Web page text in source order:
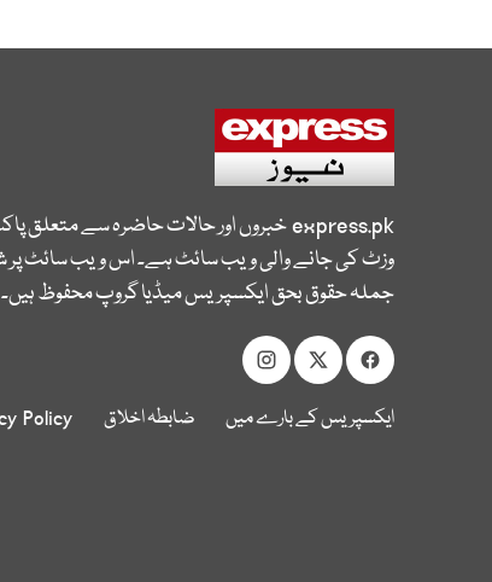
express.pkخبروں اور حالات حاضرہ سے متعلق
وزٹ کی جانے والی ویب سائٹ ہے۔ اس ویب سائٹ پر
جملہ حقوق بحق ایکسپریس میڈیا گروپ محفوظ ہیں۔
ایکسپریس کے بارے میں ضابطہ اخلاق Policy